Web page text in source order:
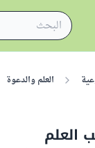
العلم والدعوة
العلم